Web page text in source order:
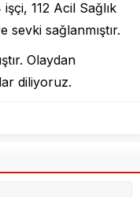
112 Acil Sağlık
sağlanmıştır.
Olaydan
diliyoruz.